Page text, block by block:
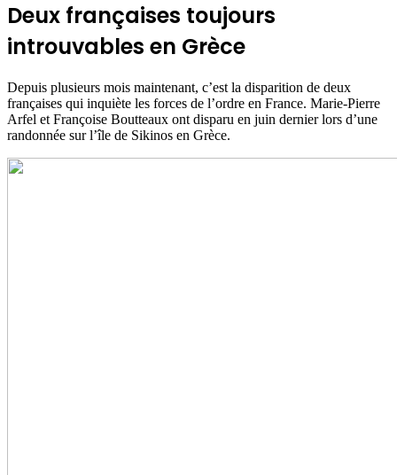
Deux françaises toujours
introuvables en Grèce
Depuis plusieurs mois maintenant, c’est la disparition de deux
françaises qui inquiète les forces de l’ordre en France. Marie-Pierre
Arfel et Françoise Boutteaux ont disparu en juin dernier lors d’une
randonnée sur l’île de Sikinos en Grèce.